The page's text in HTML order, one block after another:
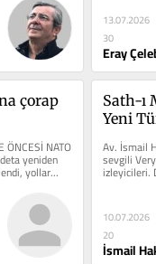
13.07.2026
30
Eray
çorap
ÖNCESİ NATO
yeniden
yollar...
Sath-ı
Yeni
yargısı-1
Av. İsmail
sevgili
izleyicileri.
10.07.2026
20
İsmail